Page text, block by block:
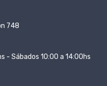
748
- Sábados 10:00 a 14:00hs